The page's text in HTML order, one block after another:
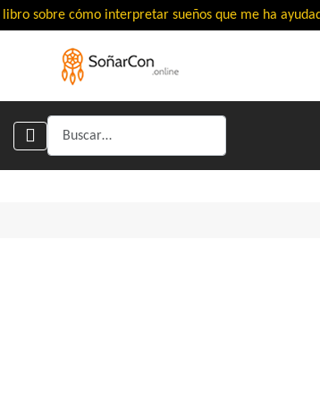
libro sobre cómo interpretar sueños que me ha
Buscar